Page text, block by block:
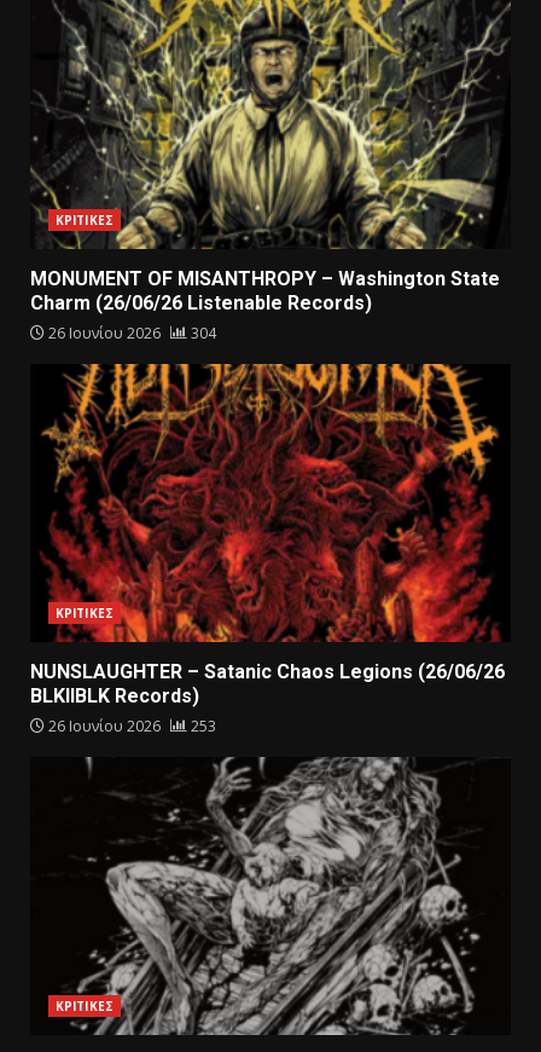
ΚΡΙΤΙΚΕΣ
MONUMENT OF MISANTHROPY – Washington State
Charm (26/06/26 Listenable Records)
26 Ιουνίου 2026 304
ΚΡΙΤΙΚΕΣ
NUNSLAUGHTER – Satanic Chaos Legions (26/06/26
BLKIIBLK Records)
26 Ιουνίου 2026 253
ΚΡΙΤΙΚΕΣ